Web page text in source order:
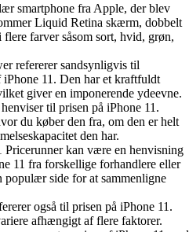
smartphone fra Apple, der blev
Liquid Retina skærm, dobbelt
farver såsom sort, hvid, grøn,
refererer sandsynligvis til
iPhone 11. Den har et kraftfuldt
giver en imponerende ydeevne.
til prisen på iPhone 11.
du køber den fra, om den er helt
den har.
Pricerunner kan være en henvisning
11 fra forskellige forhandlere eller
populær side for at sammenligne
også til prisen på iPhone 11.
afhængigt af flere faktorer.